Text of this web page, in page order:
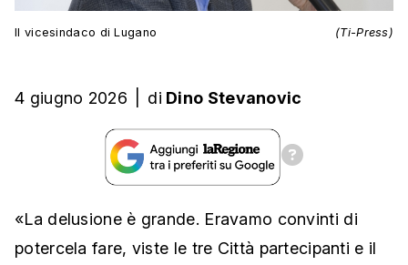
Il vicesindaco di Lugano (Ti-Press)
4 giugno 2026 di Dino Stevanovic
«La delusione è grande. Eravamo convinti di
potercela fare, viste le tre Città partecipanti e il